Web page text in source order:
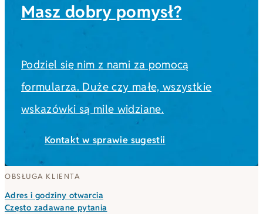
Masz dobry pomysł?
Podziel się nim z nami za pomocą
formularza. Duże czy małe, wszystkie
wskazówki są mile widziane.
Kontakt w sprawie sugestii
OBSŁUGA KLIENTA
Adres i godziny otwarcia
Często zadawane pytania